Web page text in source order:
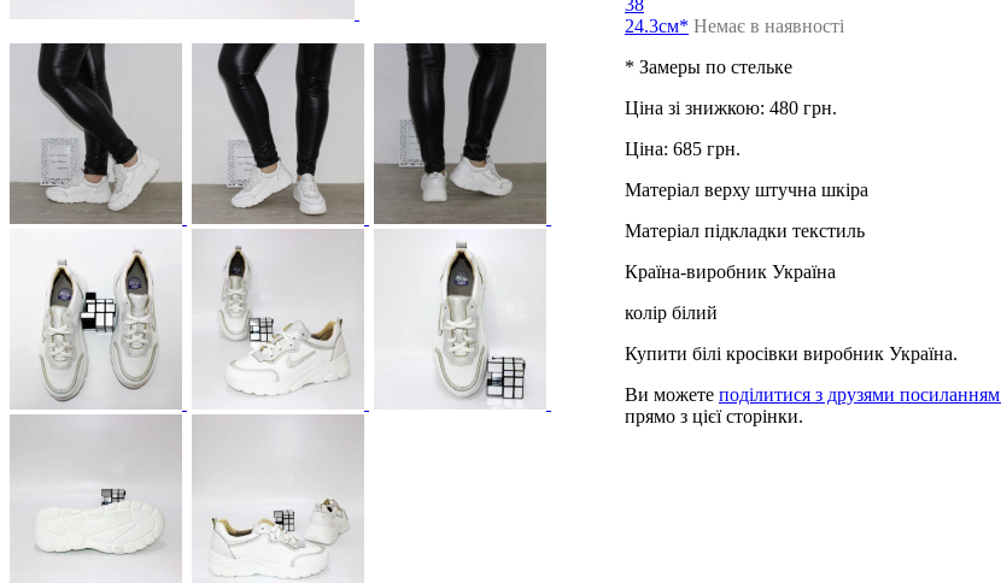
24.3см* Немає в наявності
* Замеры по стельке
Ціна зі знижкою: 480 грн.
Ціна: 685 грн.
Матеріал верху штучна шкіра
Матеріал підкладки текстиль
Країна-виробник Україна
колір білий
Купити білі кросівки виробник Україна.
Ви можете поділитися з друзями посиланням
прямо з цієї сторінки.